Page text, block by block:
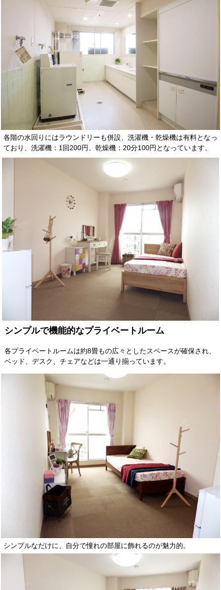
各階の水回りにはラウンドリーも併設、洗濯機・乾燥機は有料となっ
ており、洗濯機：1回200円、乾燥機：20分100円となっています。
シンプルで機能的なプライベートルーム
各プライベートルームは約8畳もの広々としたスペースが確保され、
ベッド、デスク、チェアなどは一通り揃っています。
シンプルなだけに、自分で憧れの部屋に飾れるのが魅力的。